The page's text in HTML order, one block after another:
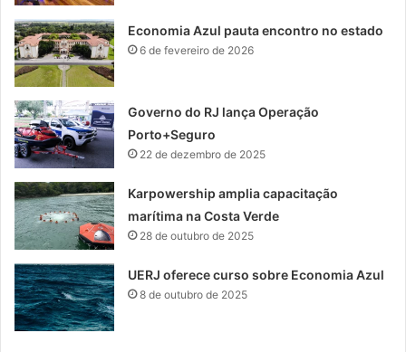
Economia Azul pauta encontro no estado
6 de fevereiro de 2026
Governo do RJ lança Operação
Porto+Seguro
22 de dezembro de 2025
Karpowership amplia capacitação
marítima na Costa Verde
28 de outubro de 2025
UERJ oferece curso sobre Economia Azul
8 de outubro de 2025